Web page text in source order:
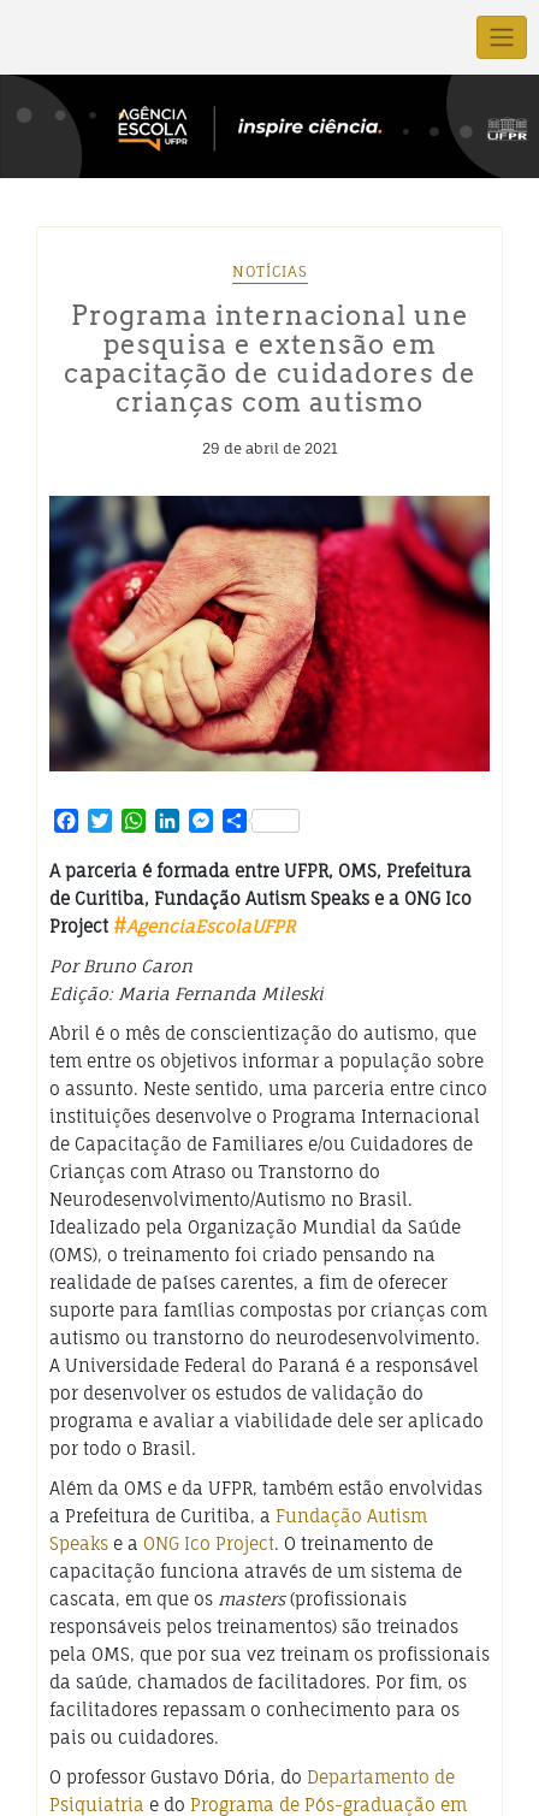
NOTÍCIAS
Programa internacional une
pesquisa e extensão em
capacitação de cuidadores de
crianças com autismo
29 de abril de 2021
Facebook
TwitterWhatsApp
LinkedInMessenger
Share
A parceria é formada entre UFPR, OMS, Prefeitura
de Curitiba, Fundação Autism Speaks e a ONG Ico
Project #AgenciaEscolaUFPR
Por Bruno Caron
Edição: Maria Fernanda Mileski
Abril é o mês de conscientização do autismo, que
tem entre os objetivos informar a população sobre
o assunto. Neste sentido, uma parceria entre cinco
instituições desenvolve o Programa Internacional
de Capacitação de Familiares e/ou Cuidadores de
Crianças com Atraso ou Transtorno do
Neurodesenvolvimento/Autismo no Brasil.
Idealizado pela Organização Mundial da Saúde
(OMS), o treinamento foi criado pensando na
realidade de países carentes, a fim de oferecer
suporte para famílias compostas por crianças com
autismo ou transtorno do neurodesenvolvimento.
A Universidade Federal do Paraná é a responsável
por desenvolver os estudos de validação do
programa e avaliar a viabilidade dele ser aplicado
por todo o Brasil.
Além da OMS e da UFPR, também estão envolvidas
a Prefeitura de Curitiba, a Fundação Autism
Speaks e a ONG Ico Project. O treinamento de
capacitação funciona através de um sistema de
cascata, em que os masters(profissionais
responsáveis pelos treinamentos) são treinados
pela OMS, que por sua vez treinam os profissionais
da saúde, chamados de facilitadores. Por fim, os
facilitadores repassam o conhecimento para os
pais ou cuidadores.
O professor Gustavo Dória, do Departamento de
Psiquiatria e do Programa de Pós-graduação em